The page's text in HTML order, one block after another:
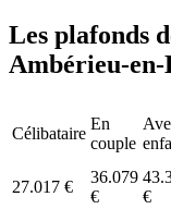
Les plafonds
Ambérieu-en-
Célibataire
En
couple
27.017 €
36.079
€
€